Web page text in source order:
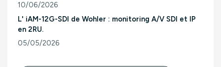
10/06/2026
Consulter l'article "TEVIOS devient distributeur officiel
L' iAM-12G-SDI de Wohler : monitoring A/V SDI et IP
en 2RU.
05/05/2026